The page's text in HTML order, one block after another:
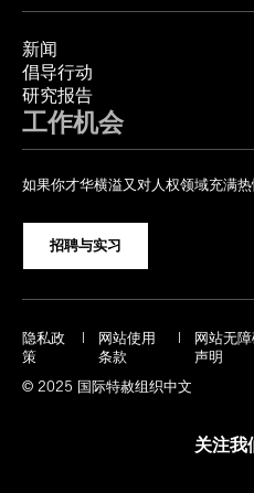
新闻
倡导行动
研究报告
工作机会
如果你才华横溢又对人权领域充满
招聘与实习
隐私政
策
网站使用
条款
网站无
声明
© 2025 国际特赦组织中文
关注我